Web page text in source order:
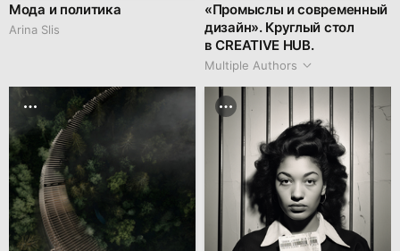
Мода и политика
Arina Slis
«Промыслы и современный
дизайн». Круглый стол
в CREATIVE HUB.
Multiple Authors